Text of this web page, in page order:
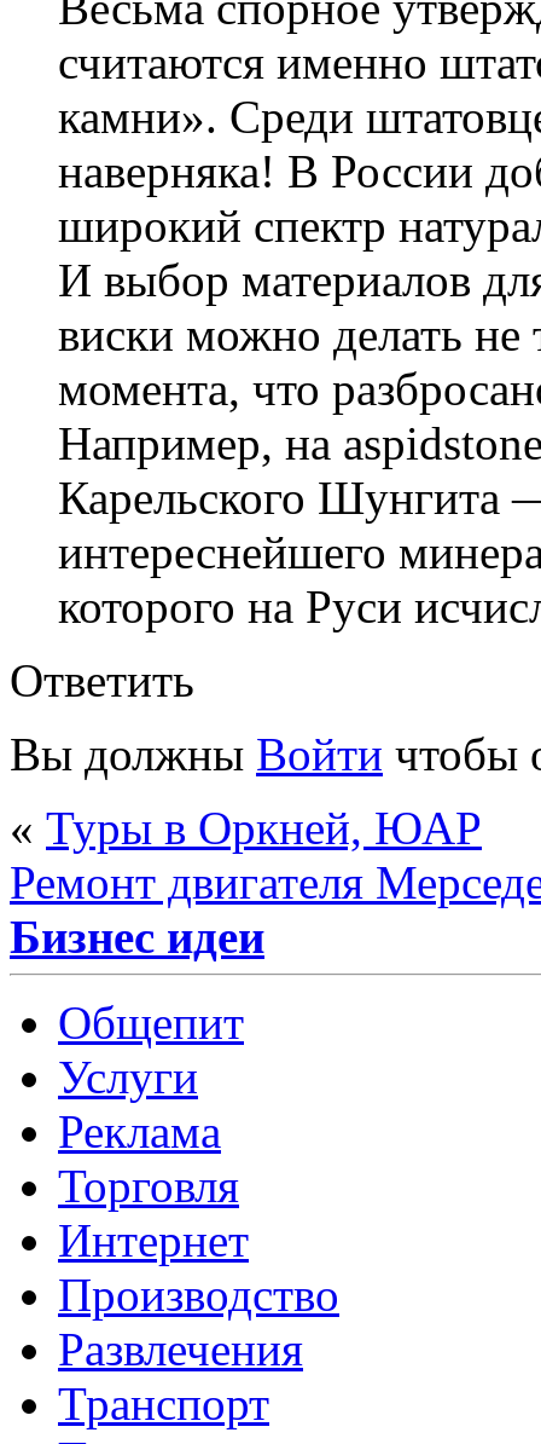
считаются именно
камни». Среди
наверняка! В России
широкий спектр
И выбор материалов
виски можно делать не
момента, что
Например, на
Карельского Шунгита
интереснейшего
которого на Руси
Ответить
Вы должны Войти чтобы
« Туры в Оркней, ЮАР
Ремонт двигателя
Бизнес идеи
Общепит
Услуги
Реклама
Торговля
Интернет
Производство
Развлечения
Транспорт